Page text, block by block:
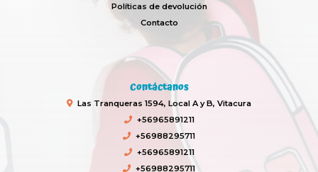
Políticas de devolución
Contacto
Contáctanos
Las Tranqueras 1594, Local A y B, Vitacura
+56965891211
+56988295711
+56965891211
+56988295711